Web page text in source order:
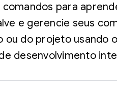
para
e gerencie seus
ou do projeto usando
desenvolvimento